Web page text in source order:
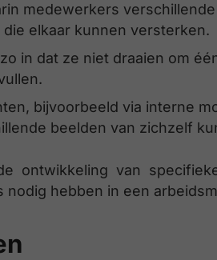
medewerkers
elkaar kunnen versterken.
in dat ze niet draaien om
bijvoorbeeld via interne
beelden van zichzelf
ontwikkeling van
hebben in een